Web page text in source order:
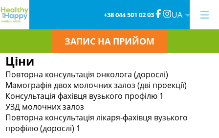
+38 044 501 02 03 UA
ЗАПИС НА ПРИЙОМ
Ціни
Повторна консультація онколога (дорослі)
Мамографія двох молочних залоз (дві проекції)
Консультація фахівця вузького профілю 1
УЗД молочних залоз
Повторна консультація лікаря-фахівця вузького
профілю (дорослі) 1